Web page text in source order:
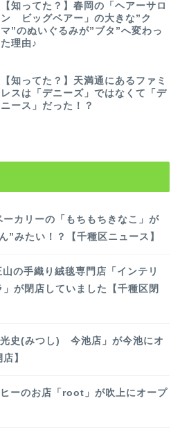
【知ってた？】春岡の「ヘアーサロ
ン ビッグベアー」の大きな”ク
マ”のぬいぐるみが”ブタ”へ変わっ
た理由♪
【知ってた？】天満通にあるファミ
レスは「デニーズ」ではなくて「デ
ニース」だった！？
カリーの「もちもちきなこ」が
”みたい！？【千種区ニュース】
の手織り絨毯専門店「インテリ
が閉店していました【千種区閉
史(みつし) 今池店」が今池にオ
】
ーのお店「root」が吹上にオープ